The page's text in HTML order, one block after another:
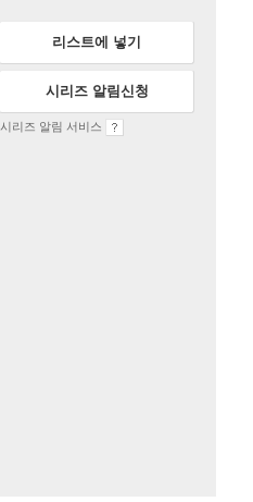
리스트에 넣기
시리즈 알림신청
시리즈 알림 서비스